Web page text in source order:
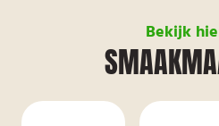
Bekijk